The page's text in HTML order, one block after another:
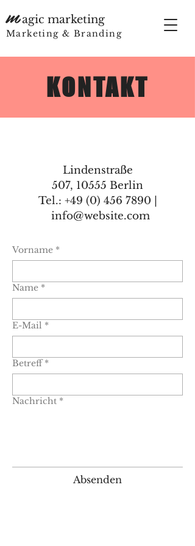
magic marketing
Marketing & Branding
KONTAKT
Lindenstraße
507, 10555 Berlin
Tel.: +49 (0) 456 7890 |
info@website.com​
Vorname *
Name *
E-Mail *
Betreff *
Nachricht *
Absenden